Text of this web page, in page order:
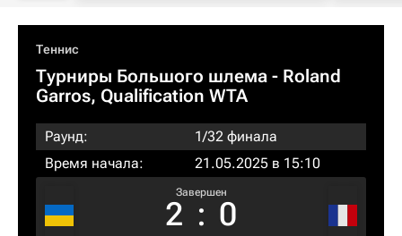
Теннис
Турниры Большого шлема - Roland
Garros, Qualification WTA
Раунд:
1/32 финала
Время начала:
21.05.2025 в 15:10
Завершен
2 : 0